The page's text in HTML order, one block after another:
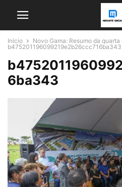
Início
Novo Gama: Resumo da
b475201196099219e2b26ccc716ba343
6ba343